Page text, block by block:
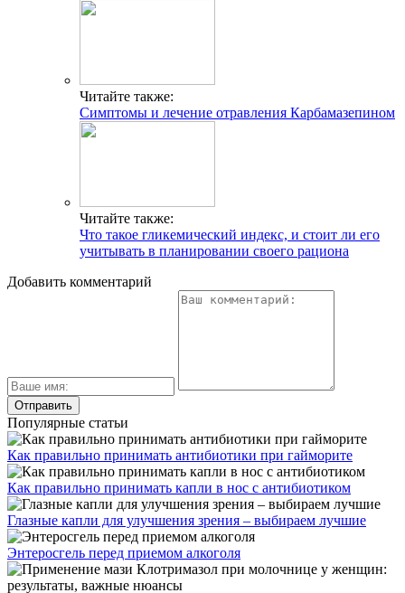
Читайте также:
Симптомы и лечение отравления Карбамазепином
Читайте также:
Что такое гликемический индекс, и стоит ли его
учитывать в планировании своего рациона
Добавить комментарий
Популярные статьи
Как правильно принимать антибиотики при гайморите
Как правильно принимать капли в нос с антибиотиком
Глазные капли для улучшения зрения – выбираем лучшие
Энтеросгель перед приемом алкоголя